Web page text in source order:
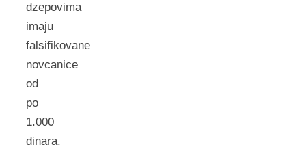
dzepovima
imaju
falsifikovane
novcanice
od
po
1.000
dinara.